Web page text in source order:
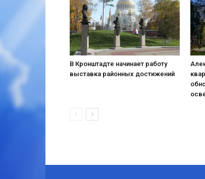
В Кронштадте начинает работу
выставка районных достижений